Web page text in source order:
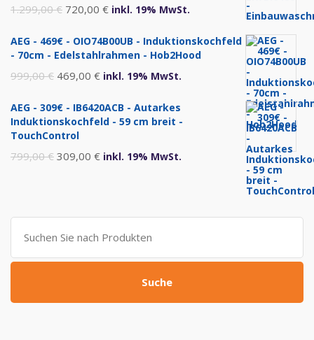
1.299,00€ Ursprünglicher
war:
720,00 €Aktueller
ist:
inkl. 19% MwSt.
AEG - 469€ - OIO74B00UB - Induktionskochfeld
- 70cm - Edelstahlrahmen - Hob2Hood
999,00€ Ursprünglicher
war:
999,00 €
469,00 €Aktueller
ist:
inkl. 19% MwSt.
AEG - 309€ - IB6420ACB - Autarkes
Induktionskochfeld - 59 cm breit -
TouchControl
799,00€ Ursprünglicher
799,00 €
309,00 €Aktueller
309,00 €.
inkl. 19% MwSt.
Suche
nach:
Suche